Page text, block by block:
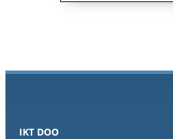
IKT DOO